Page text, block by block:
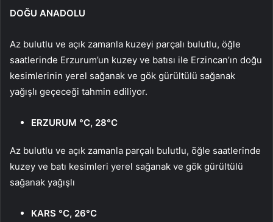
DOĞU ANADOLU
Az bulutlu ve açık zamanla kuzeyi parçalı bulutlu, öğle
saatlerinde Erzurum’un kuzey ve batısı ile Erzincan’ın doğu
kesimlerinin yerel sağanak ve gök gürültülü sağanak
yağışlı geçeceği tahmin ediliyor.
ERZURUM °C, 28°C
Az bulutlu ve açık zamanla parçalı bulutlu, öğle saatlerinde
kuzey ve batı kesimleri yerel sağanak ve gök gürültülü
sağanak yağışlı
KARS °C, 26°C